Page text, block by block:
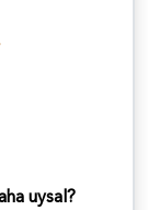
uysal?